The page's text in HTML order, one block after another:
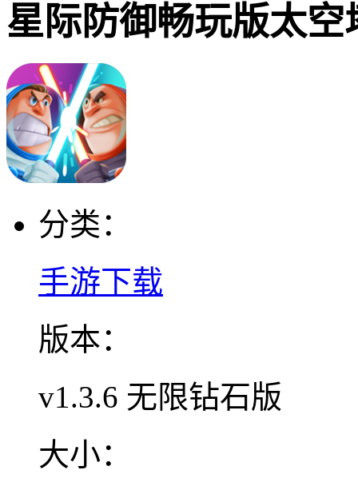
星际防御畅玩版太空
分类：
手游下载
版本：
v1.3.6 无限钻石版
大小：